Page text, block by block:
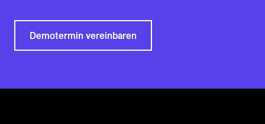
Demotermin vereinbaren